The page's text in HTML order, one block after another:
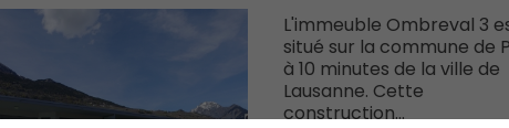
L'immeuble Ombreval 3
situé sur la commune de
à 10 minutes de la ville de
Lausanne. Cette
construction...